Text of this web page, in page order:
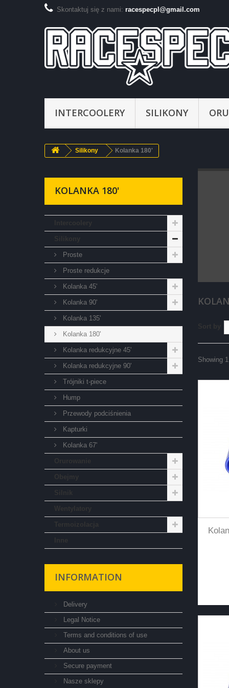
Skontaktuj się z nami: racespecpl@gmail.com
INTERCOOLERY SILIKONY
Silikony Kolanka 180'
KOLANKA 180'
Proste
Proste redukcje
Kolanka 45'
Kolanka 90'
Kolanka 135'
Kolanka 180'
Kolanka redukcyjne 45'
Kolanka redukcyjne 90'
Trójniki t-piece
Hump
Przewody podciśnienia
Kapturki
Kolanka 67'
INFORMATION
Delivery
Legal Notice
Terms and conditions of use
About us
Secure payment
Nasze sklepy
Showing